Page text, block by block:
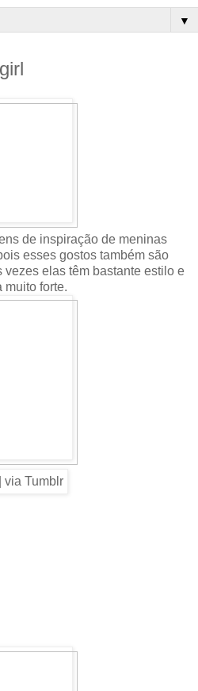
▼
de inspiração de meninas
esses gostos também são
elas têm bastante estilo e
muito forte.